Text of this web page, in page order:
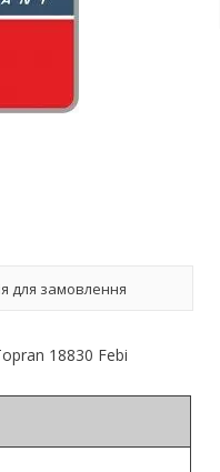
для замовлення
18830 Febi